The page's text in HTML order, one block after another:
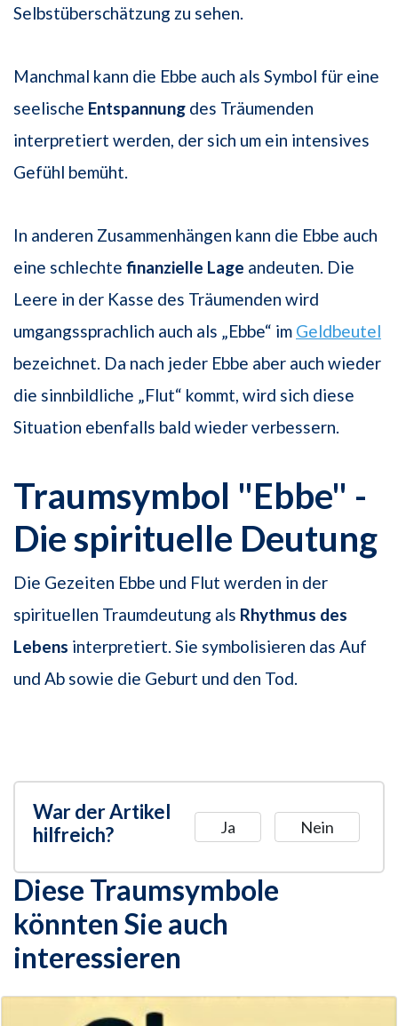
Selbstüberschätzung zu sehen.
Manchmal kann die Ebbe auch als Symbol für eine
seelische Entspannung des Träumenden
interpretiert werden, der sich um ein intensives
Gefühl bemüht.
In anderen Zusammenhängen kann die Ebbe auch
eine schlechte finanzielle Lage andeuten. Die
Leere in der Kasse des Träumenden wird
umgangssprachlich auch als „Ebbe“ im Geldbeutel
bezeichnet. Da nach jeder Ebbe aber auch wieder
die sinnbildliche „Flut“ kommt, wird sich diese
Situation ebenfalls bald wieder verbessern.
Traumsymbol "Ebbe" -
Die spirituelle Deutung
Die Gezeiten Ebbe und Flut werden in der
spirituellen Traumdeutung als Rhythmus des
Lebens interpretiert. Sie symbolisieren das Auf
und Ab sowie die Geburt und den Tod.
War der Artikel
hilfreich?
Ja Nein
Diese Traumsymbole
könnten Sie auch
interessieren